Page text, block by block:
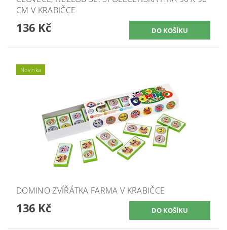
CM V KRABIČCE
136 Kč
Novinka
DOMINO ZVÍŘÁTKA FARMA V KRABIČCE
136 Kč